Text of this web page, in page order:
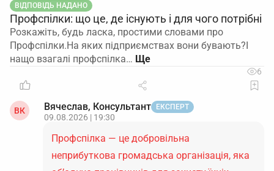
ВІДПОВІДЬ НАДАНО
Профспілки: що це, де існують і для чого потрібні
Розкажіть, будь ласка, простими словами про
Профспілки.На яких підприємствах вони бувають?І
нащо взагалі профспілка…
6
ВК Вячеслав, Консультант ЕКСПЕРТ
09.08.2026 | 19:30
Профспілка — це добровільна
неприбуткова громадська організація, яка